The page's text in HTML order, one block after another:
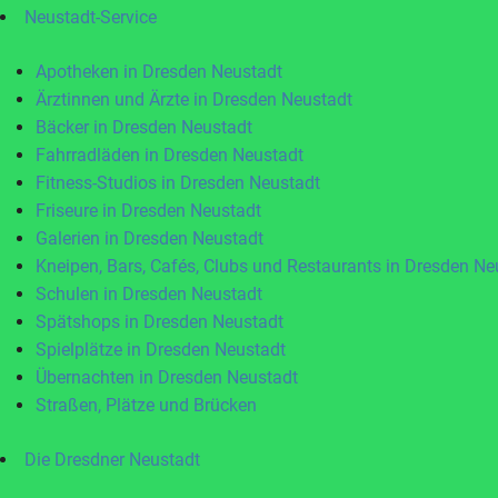
Neustadt-Service
Apotheken in Dresden Neustadt
Ärztinnen und Ärzte in Dresden Neustadt
Bäcker in Dresden Neustadt
Fahrradläden in Dresden Neustadt
Fitness-Studios in Dresden Neustadt
Friseure in Dresden Neustadt
Galerien in Dresden Neustadt
Kneipen, Bars, Cafés, Clubs und Restaurants in Dresden
Schulen in Dresden Neustadt
Spätshops in Dresden Neustadt
Spielplätze in Dresden Neustadt
Übernachten in Dresden Neustadt
Straßen, Plätze und Brücken
Die Dresdner Neustadt